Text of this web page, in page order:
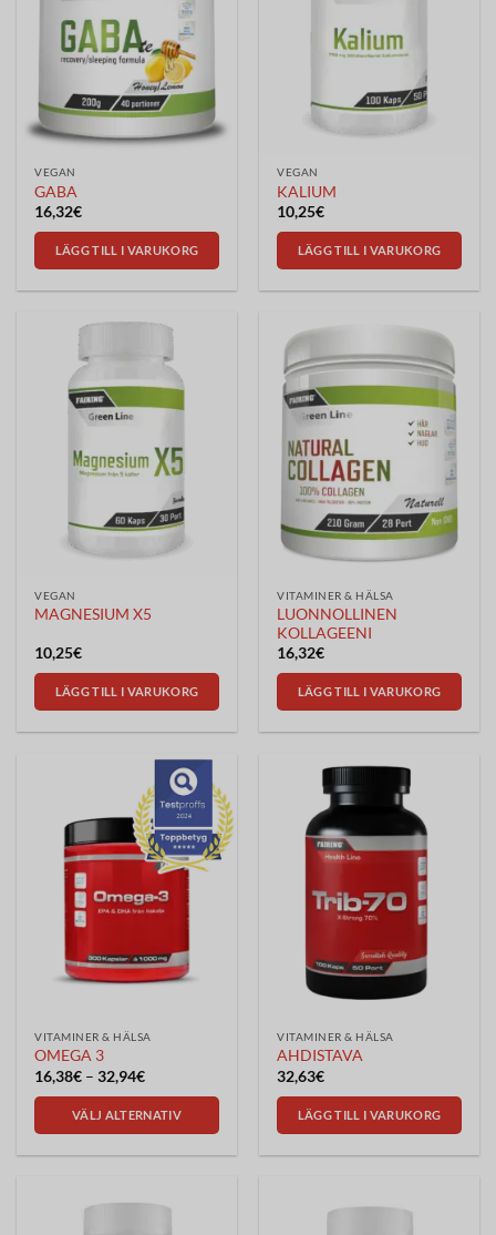
VEGAN
GABA
16,32€
LÄGG TILL I VARUKORG
VEGAN
KALIUM
10,25€
LÄGG TILL I VARUKORG
VEGAN
MAGNESIUM X5
10,25€
LÄGG TILL I VARUKORG
VITAMINER & HÄLSA
LUONNOLLINEN
KOLLAGEENI
16,32€
LÄGG TILL I VARUKORG
VITAMINER & HÄLSA
OMEGA 3
16,38€ – 32,94€Prisintervall:
32,94€
VÄLJ ALTERNATIV
VITAMINER & HÄLSA
AHDISTAVA
32,63€
LÄGG TILL I VARUKORG